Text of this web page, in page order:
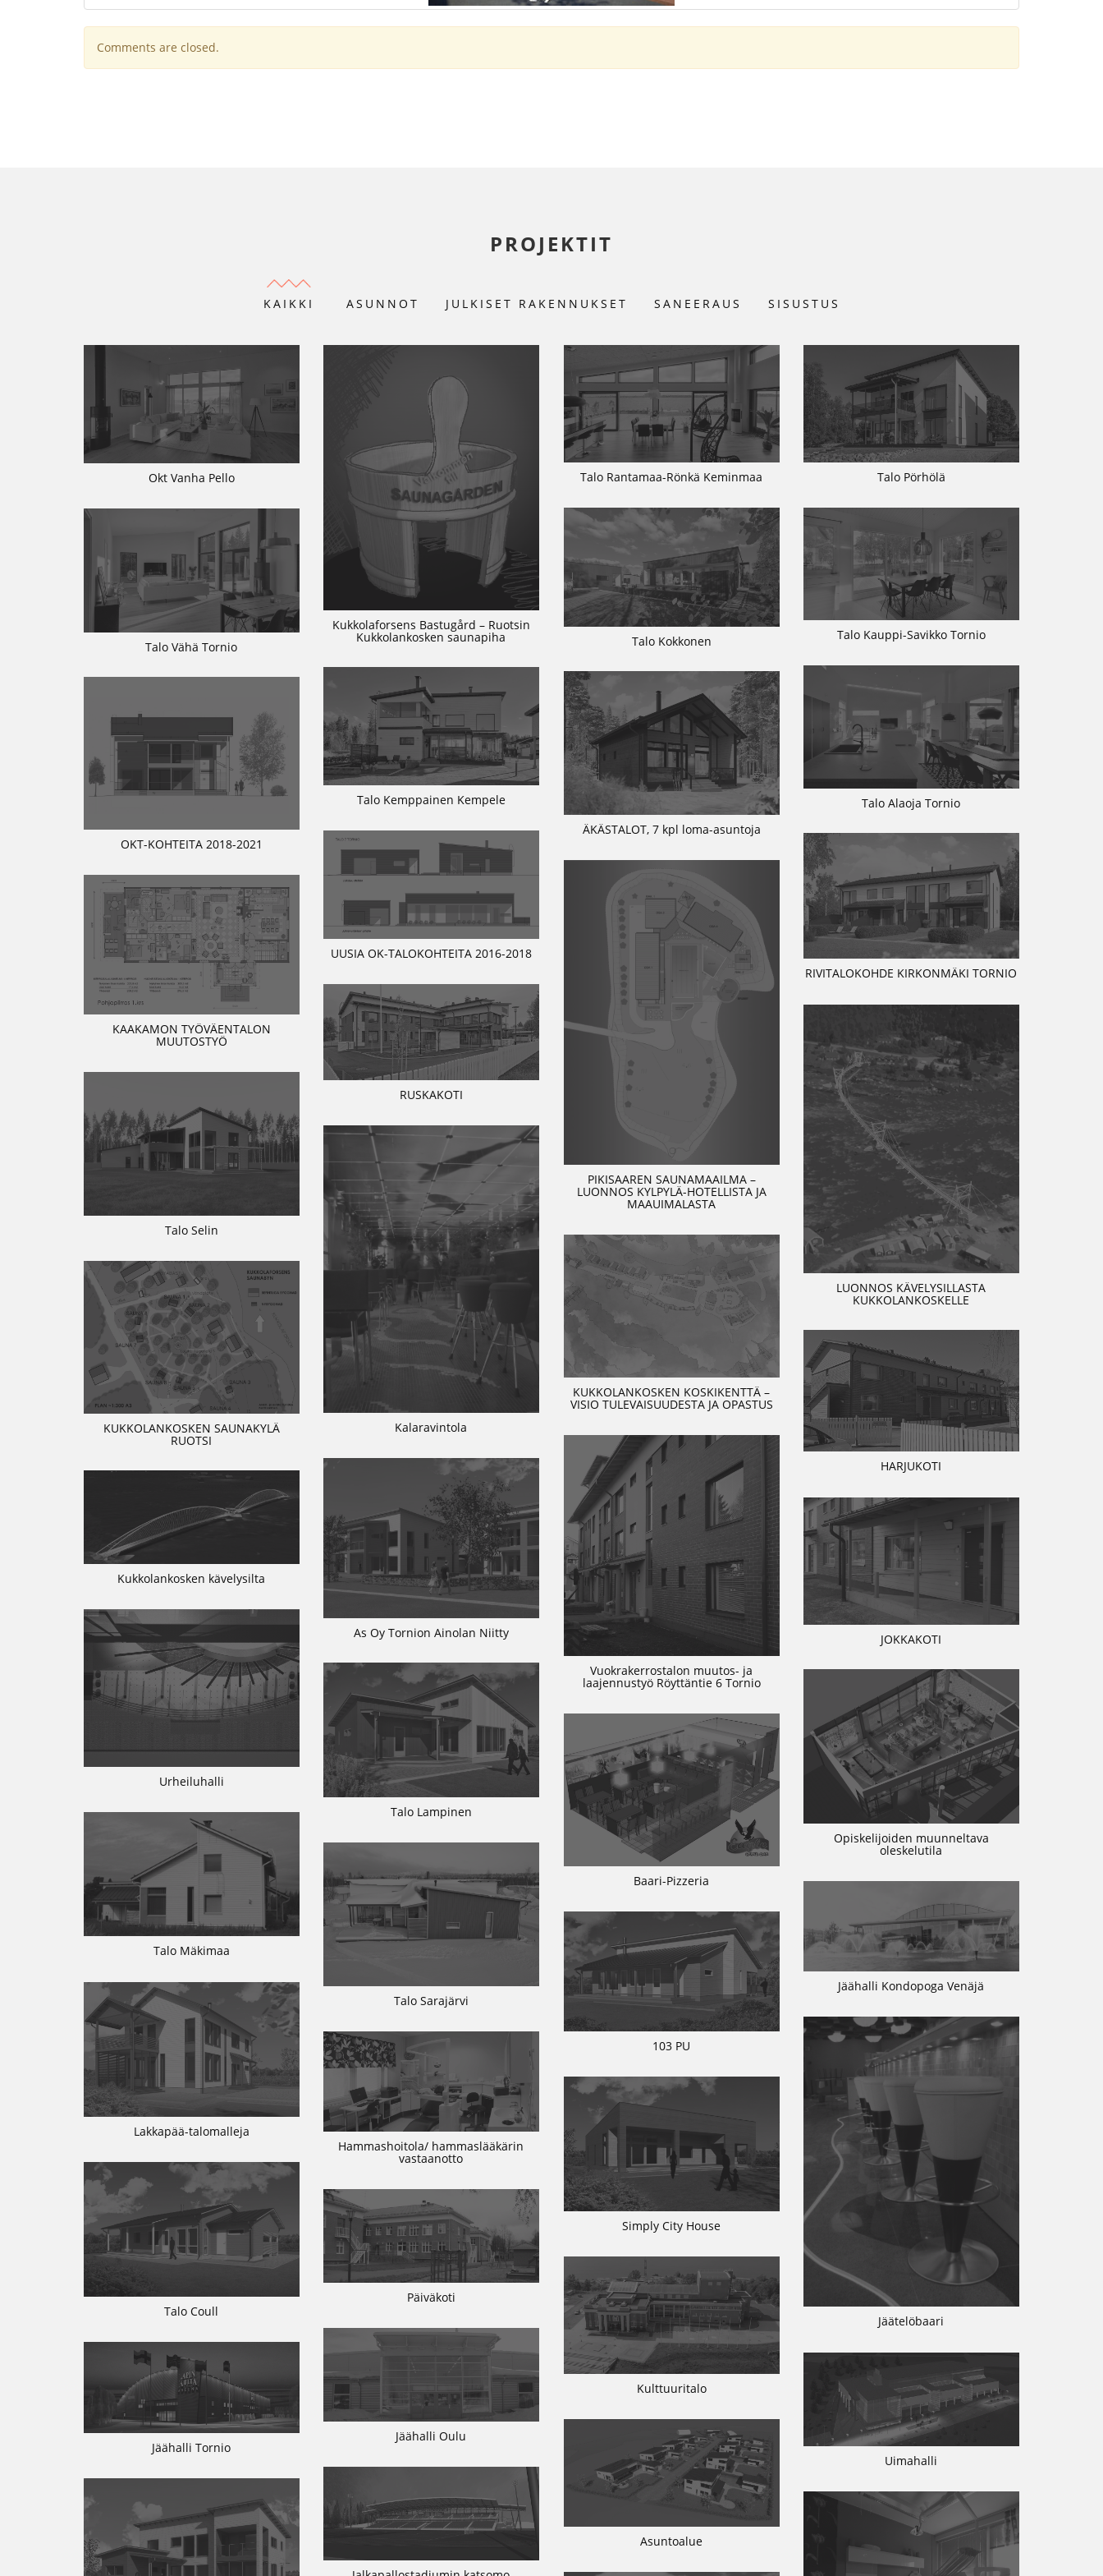
Comments are closed.
PROJEKTIT
KAIKKI ASUNNOT JULKISET RAKENNUKSET SANEERAUS SISUSTUS
Okt Vanha Pello
Kukkolaforsens Bastugård – Ruotsin
Kukkolankosken saunapiha
Talo Rantamaa-Rönkä Keminmaa Talo Pörhölä
Talo Kokkonen Talo Kauppi-Savikko Tornio
Talo Vähä Tornio
Talo Alaoja Tornio
Talo Kemppainen Kempele
ÄKÄSTALOT, 7 kpl loma-asuntoja
OKT-KOHTEITA 2018-2021
UUSIA OK-TALOKOHTEITA 2016-2018
RIVITALOKOHDE KIRKONMÄKI TORNIO
PIKISAAREN SAUNAMAAILMA –
LUONNOS KYLPYLÄ-HOTELLISTA JA
MAAUIMALASTA
KAAKAMON TYÖVÄENTALON
MUUTOSTYÖ
RUSKAKOTI
LUONNOS KÄVELYSILLASTA
KUKKOLANKOSKELLE
Talo Selin
Kalaravintola
KUKKOLANKOSKEN KOSKIKENTTÄ –
VISIO TULEVAISUUDESTA JA OPASTUS
KUKKOLANKOSKEN SAUNAKYLÄ
RUOTSI
HARJUKOTI
Vuokrakerrostalon muutos- ja
laajennustyö Röyttäntie 6 Tornio
As Oy Tornion Ainolan Niitty
Kukkolankosken kävelysilta
JOKKAKOTI
Urheiluhalli
Talo Lampinen
Opiskelijoiden muunneltava
oleskelutila
Baari-Pizzeria
Talo Mäkimaa
Talo Sarajärvi
Jäähalli Kondopoga Venäjä
103 PU
Lakkapää-talomalleja
Jäätelöbaari
Hammashoitola/ hammaslääkärin
vastaanotto
Simply City House
Talo Coull
Päiväkoti
Kulttuuritalo
Jäähalli Oulu
Jäähalli Tornio
Uimahalli
Asuntoalue